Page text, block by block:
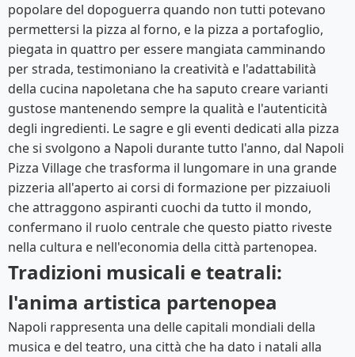
popolare del dopoguerra quando non tutti potevano
permettersi la pizza al forno, e la pizza a portafoglio,
piegata in quattro per essere mangiata camminando
per strada, testimoniano la creatività e l'adattabilità
della cucina napoletana che ha saputo creare varianti
gustose mantenendo sempre la qualità e l'autenticità
degli ingredienti. Le sagre e gli eventi dedicati alla pizza
che si svolgono a Napoli durante tutto l'anno, dal Napoli
Pizza Village che trasforma il lungomare in una grande
pizzeria all'aperto ai corsi di formazione per pizzaiuoli
che attraggono aspiranti cuochi da tutto il mondo,
confermano il ruolo centrale che questo piatto riveste
nella cultura e nell'economia della città partenopea.
Tradizioni musicali e teatrali:
l'anima artistica partenopea
Napoli rappresenta una delle capitali mondiali della
musica e del teatro, una città che ha dato i natali alla